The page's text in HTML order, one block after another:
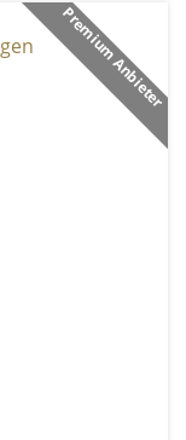
Premium Anbieter